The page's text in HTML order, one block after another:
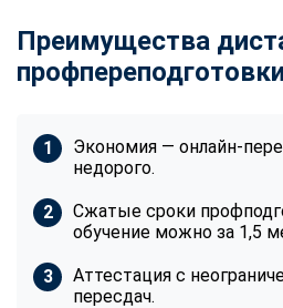
Преимущества
профпереподготовки
Экономия — онлайн-
недорого.
Сжатые сроки
обучение можно за 1,5
Аттестация с
пересдач.